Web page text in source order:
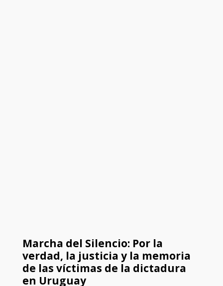
Marcha del Silencio: Por la
verdad, la justicia y la memoria
de las víctimas de la dictadura
en Uruguay